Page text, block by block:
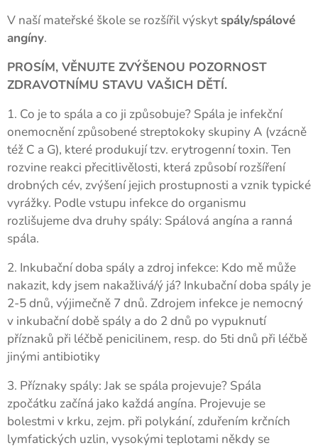
V naší mateřské škole se rozšířil výskytspály/spálové
angíny.
PROSÍM, VĚNUJTE ZVÝŠENOU POZORNOST
ZDRAVOTNÍMU STAVU VAŠICH DĚTÍ.
1. Co je to spála a co ji způsobuje? Spála je infekční
onemocnění způsobené streptokoky skupiny A (vzácně
též C a G), které produkují tzv. erytrogenní toxin. Ten
rozvine reakci přecitlivělosti, která způsobí rozšíření
drobných cév, zvýšení jejich prostupnosti a vznik typické
vyrážky. Podle vstupu infekce do organismu
rozlišujeme dva druhy spály: Spálová angína a ranná
spála.
2. Inkubační doba spály a zdroj infekce: Kdo mě může
nakazit, kdy jsem nakažlivá/ý já? Inkubační doba spály je
2-5 dnů, výjimečně 7 dnů. Zdrojem infekce je nemocný
v inkubační době spály a do 2 dnů po vypuknutí
příznaků při léčbě penicilinem, resp. do 5ti dnů při léčbě
jinými antibiotiky
3. Příznaky spály: Jak se spála projevuje? Spála
zpočátku začíná jako každá angína. Projevuje se
bolestmi v krku, zejm. při polykání, zduřením krčních
lymfatických uzlin, vysokými teplotami někdy se